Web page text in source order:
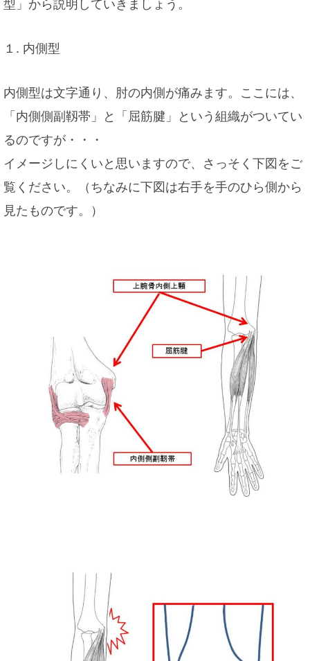
型」から説明していきましょう。
１. 内側型
内側型は文字通り、肘の内側が痛みます。ここには、
「内側側副靱帯」と「屈筋腱」という組織がついてい
るのですが・・・
イメージしにくいと思いますので、さっそく下図をご
覧ください。（ちなみに下図は右手を手のひら側から
見たものです。）